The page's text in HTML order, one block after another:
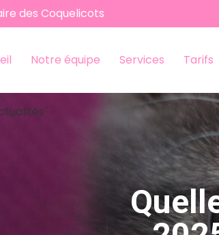
des Coquelicots
Notre équipe Services Tarifs